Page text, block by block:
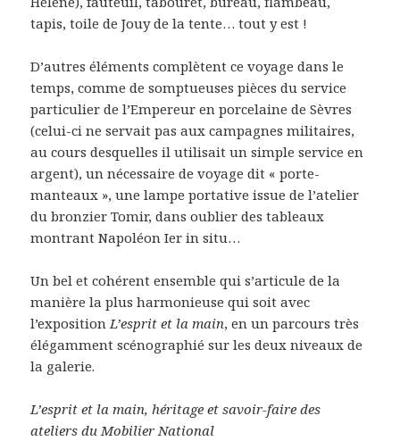
tapis, toile de Jouy de la tente… tout y est !
D’autres éléments complètent ce voyage dans le
temps, comme de somptueuses pièces du service
particulier de l’Empereur en porcelaine de Sèvres
(celui-ci ne servait pas aux campagnes militaires,
au cours desquelles il utilisait un simple service en
argent), un nécessaire de voyage dit « porte-
manteaux », une lampe portative issue de l’atelier
du bronzier Tomir, dans oublier des tableaux
montrant Napoléon Ier in situ…
Un bel et cohérent ensemble qui s’articule de la
manière la plus harmonieuse qui soit avec
l’expositionL’esprit et la main, en un parcours très
élégamment scénographié sur les deux niveaux de
la galerie.
L’esprit et la main, héritage et savoir-faire des
ateliers du Mobilier National